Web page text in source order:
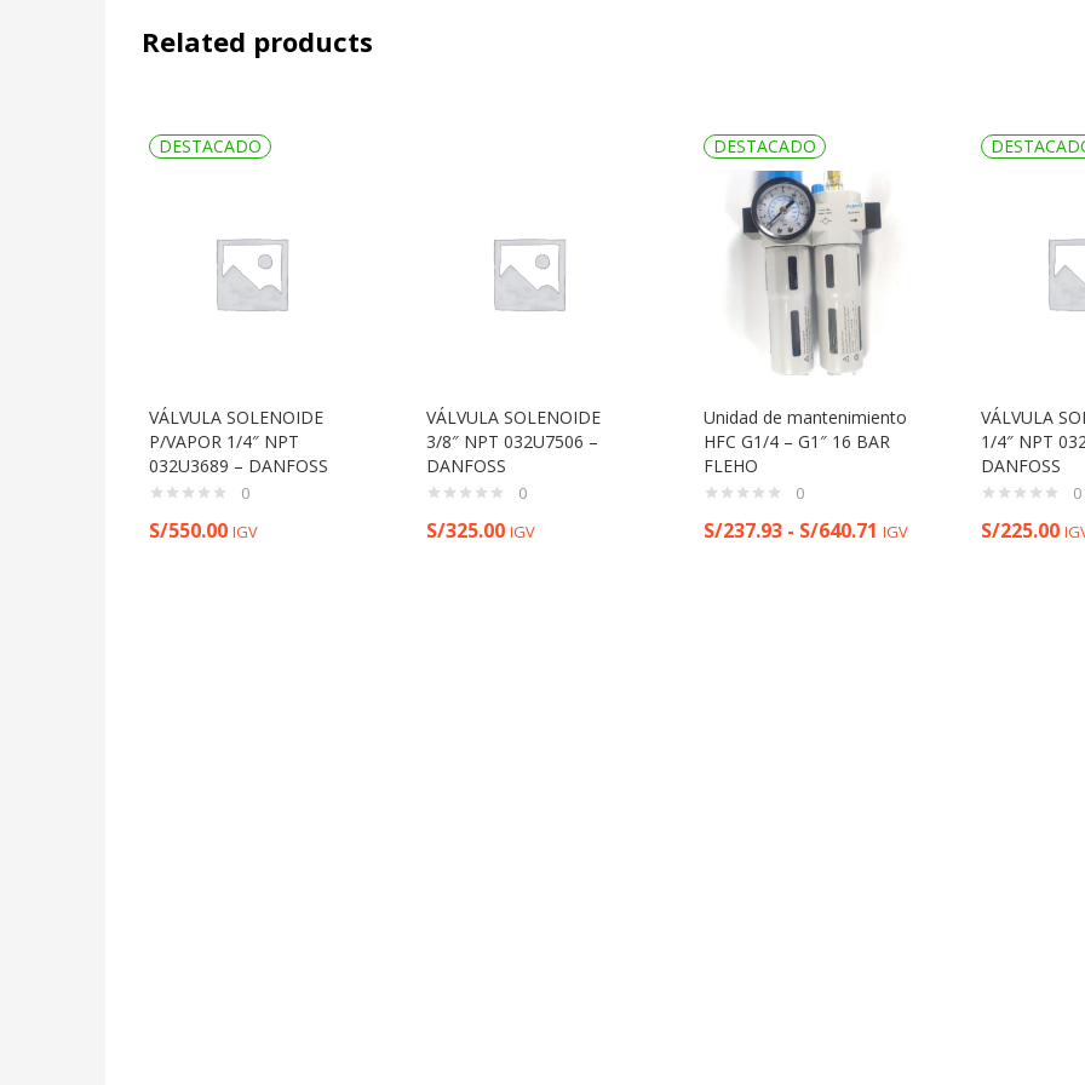
Related products
DESTACADO
VÁLVULA SOLENOIDE
P/VAPOR 1/4″ NPT
032U3689 – DANFOSS
0
S/550.00 IGV
VÁLVULA SOLENOIDE
3/8″ NPT 032U7506 –
DANFOSS
0
S/325.00 IGV
DESTACADO
Unidad de mantenimiento
HFC G1/4 – G1″ 16 BAR
FLEHO
0
S/237.93 - S/640.71 IGV
VÁLVULA
1/4″ NPT
DANFOSS
0
S/225.00